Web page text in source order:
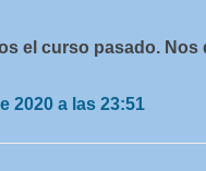
el curso pasado.
2020 a las 23:51